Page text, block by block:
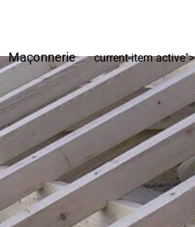
Maçonnerie current-item active">